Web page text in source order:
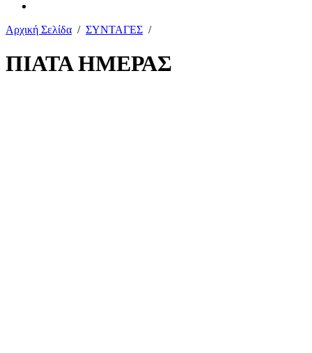
Αρχική Σελίδα / ΣΥΝΤΑΓΕΣ /
ΠΙΑΤΑ ΗΜΕΡΑΣ